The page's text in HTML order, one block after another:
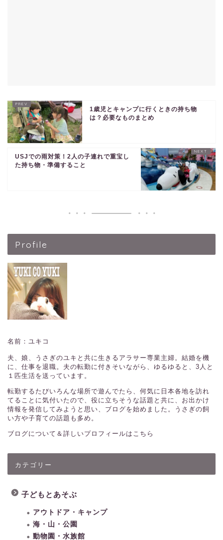
1歳児とキャンプに行くときの持ち物
は？必要なものまとめ
USJでの雨対策！2人の子連れで重宝し
た持ち物・準備すること
Profile
名前：ユキコ
夫、娘、うさぎのユキと共に生きるアラサー専業主婦。結婚を機
に、仕事を退職。夫の転勤に付きそいながら、ゆるゆると、3人と
１匹生活を送っています。
転勤するたびいろんな場所で遊んでたら、何気に日本各地を訪れ
てることに気付いたので、役に立ちそうな話題と共に、お出かけ
情報を発信してみようと思い、ブログを始めました。うさぎの飼
い方や子育ての話題も多め。
ブログについて＆詳しいプロフィールはこちら
カテゴリー
子どもとあそぶ
アウトドア・キャンプ
海・山・公園
動物園・水族館